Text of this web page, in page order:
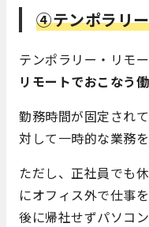
④テンポラリ
テンポラリー・リモ
リモートでおこなう
勤務時間が固定され
対して一時的な業務
ただし、正社員でも
にオフィス外で仕事
後に帰社せずパソコ